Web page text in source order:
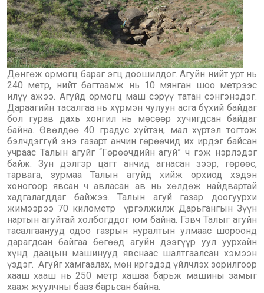
Дөнгөж ормогц бараг эгц доошилдог. Агуйн нийт урт нь
240 метр, нийт багтаамж нь 10 мянган шоо метрээс
илүү ажээ. Агуйд ормогц маш сэрүү татан сэнгэнэдэг.
Дараагийн тасалгаа нь хүрмэн чулуун асга бүхий байдаг
бол гурав дахь хонгил нь мөсөөр хучигдсан байдаг
байна. Өвөлдөө 40 градус хүйтэн, мал хүртэл тогтож
бэлчдэггүй энэ газарт анчин гөрөөчид их ирдэг байсан
учраас Талын агуйг “Гөрөөчдийн агуй” ч гэж нэрлэдэг
байж. Зун дэлгэр цагт анчид агнасан зээр, гөрөөс,
тарвага, зурмаа Талын агуйд хийж орхиод хэдэн
хоногоор явсан ч авласан ав нь хөлдөж найдвартай
хадгалагддаг байжээ. Талын агуй газар доогуурхи
жимээрээ 70 километр үргэлжилж Дарьгангын Зүүн
нартын агуйтай холбогддог юм байна. Гэвч Талыг агуйн
тасалгаанууд одоо газрын нуралтын улмаас шороонд
дарагдсан байгаа бөгөөд агуйн дээгүүр уул уурхайн
хүнд даацын машинууд явснаас шалтгаалсан хэмээн
үздэг. Агуйг хамгаалах, мөн иргэдэд үйлчлэх зорилгоор
хааш хааш нь 250 метр хашаа барьж машины замыг
хааж жуулчны бааз барьсан байна.